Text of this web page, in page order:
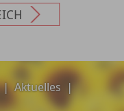
Aktuelles |